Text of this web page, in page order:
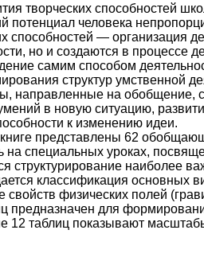
творческих способностей
потенциал человека
способностей — организация
но и создаются в процессе
самим способом
структур умственной
направленные на обобщение,
в новую ситуацию,
к изменению идеи.
представлены 62
на специальных уроках,
структурирование наиболее
классификация основных
свойств физических полей
предназначен для
12 таблиц показывают